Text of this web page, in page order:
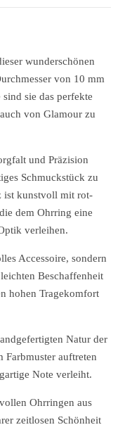
wunderschönen
von 10 mm
sie das perfekte
von Glamour zu
und Präzision
Schmuckstück zu
ist kunstvoll mit rot-
dem Ohrring eine
verleihen.
Accessoire, sondern
Beschaffenheit
hohen Tragekomfort
Natur der
auftreten
Note verleiht.
Ohrringen aus
zeitlosen Schönheit